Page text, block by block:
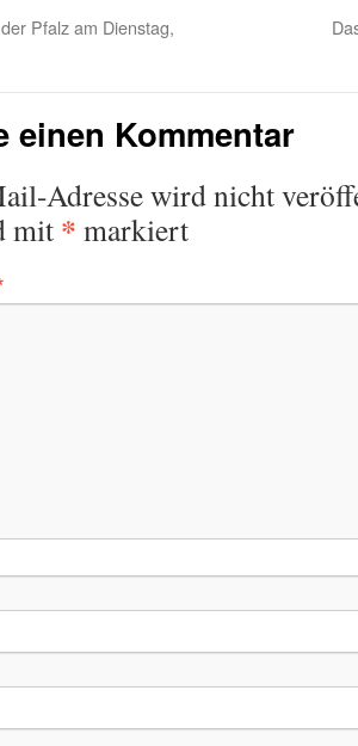
Pfalz am Dienstag,
einen Kommentar
Adresse wird nicht
mit * markiert